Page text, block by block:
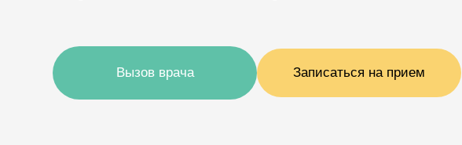
Вызов врача Записаться на прием